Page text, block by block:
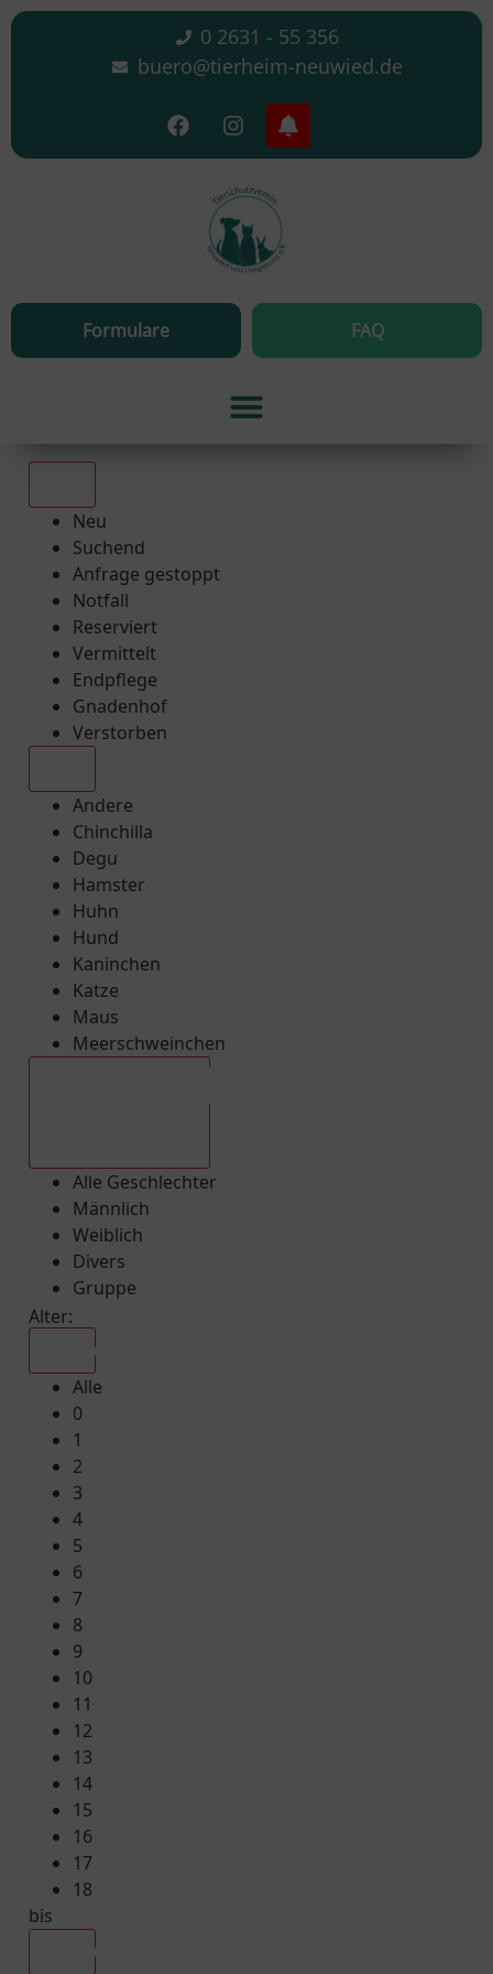
0 2631 - 55 356
buero@tierheim-neuwied.de
Formulare FAQ
Neu
Suchend
Anfrage gestoppt
Notfall
Reserviert
Vermittelt
Endpflege
Gnadenhof
Verstorben
Andere
Chinchilla
Degu
Hamster
Huhn
Hund
Kaninchen
Katze
Maus
Meerschweinchen
Alle Geschlechter
Männlich
Weiblich
Divers
Gruppe
Alter:
Alle
0
1
2
3
4
5
6
7
8
9
10
11
12
13
14
15
16
17
18
bis